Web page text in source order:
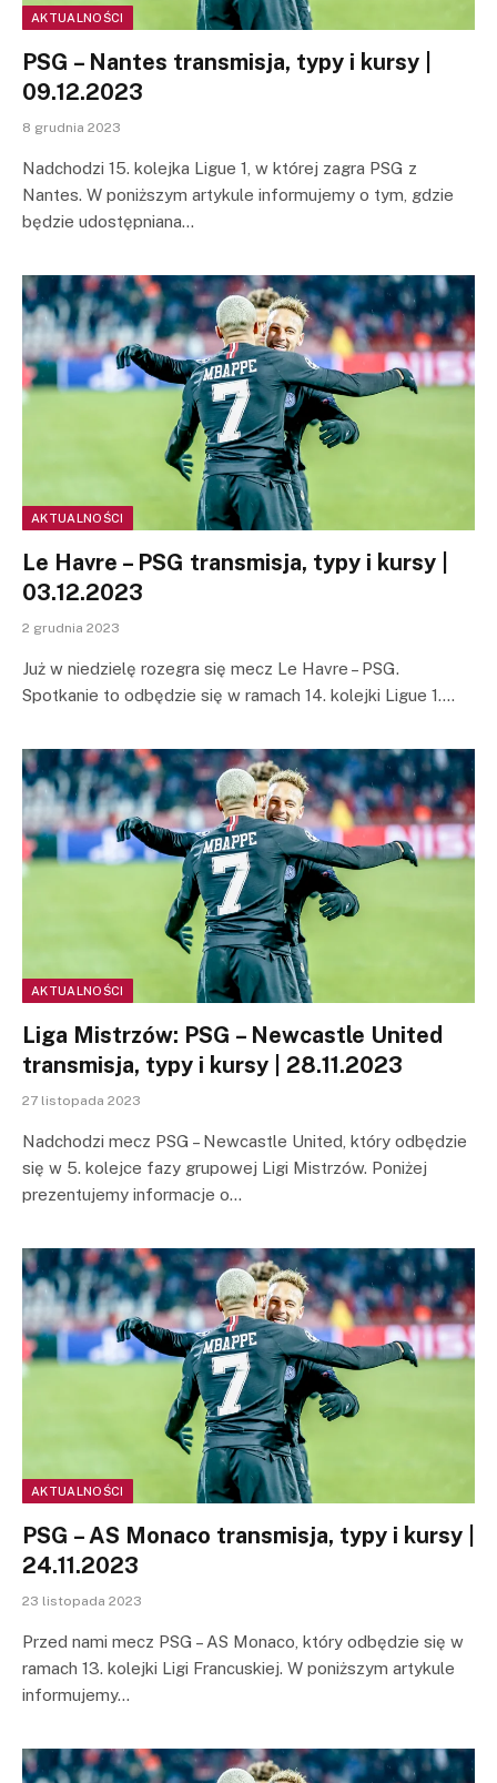
AKTUALNOŚCI
PSG – Nantes transmisja, typy i kursy |
09.12.2023
8 grudnia 2023
Nadchodzi 15. kolejka Ligue 1, w której zagra PSG z
Nantes. W poniższym artykule informujemy o tym, gdzie
będzie udostępniana…
AKTUALNOŚCI
Le Havre – PSG transmisja, typy i kursy |
03.12.2023
2 grudnia 2023
Już w niedzielę rozegra się mecz Le Havre – PSG.
Spotkanie to odbędzie się w ramach 14. kolejki Ligue 1.…
AKTUALNOŚCI
Liga Mistrzów: PSG – Newcastle United
transmisja, typy i kursy | 28.11.2023
27 listopada 2023
Nadchodzi mecz PSG – Newcastle United, który odbędzie
się w 5. kolejce fazy grupowej Ligi Mistrzów. Poniżej
prezentujemy informacje o…
AKTUALNOŚCI
PSG – AS Monaco transmisja, typy i kursy |
24.11.2023
23 listopada 2023
Przed nami mecz PSG – AS Monaco, który odbędzie się w
ramach 13. kolejki Ligi Francuskiej. W poniższym artykule
informujemy…